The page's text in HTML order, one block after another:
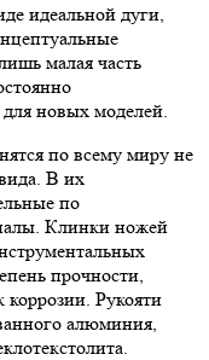
идеальной дуги,
малая часть
новых моделей.
по всему миру не
В их
по
Клинки ножей
прочности,
коррозии. Рукояти
алюминия,